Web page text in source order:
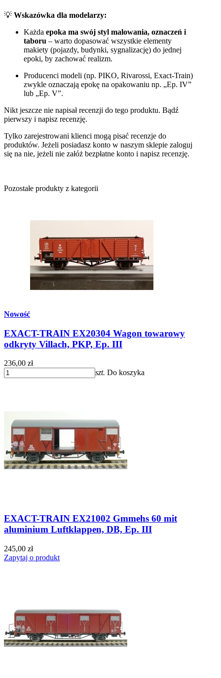
💡 Wskazówka dla modelarzy:
Każda epoka ma swój styl malowania, oznaczeń i
taboru – warto dopasować wszystkie elementy
makiety (pojazdy, budynki, sygnalizację) do jednej
epoki, by zachować realizm.
Producenci modeli (np. PIKO, Rivarossi, Exact-Train)
zwykle oznaczają epokę na opakowaniu np. „Ep. IV”
lub „Ep. V”.
Nikt jeszcze nie napisał recenzji do tego produktu. Bądź
pierwszy i napisz recenzję.
Tylko zarejestrowani klienci mogą pisać recenzje do
produktów. Jeżeli posiadasz konto w naszym sklepie zaloguj
się na nie, jeżeli nie załóż bezpłatne konto i napisz recenzję.
Pozostałe produkty z kategorii
Nowość
EXACT-TRAIN EX20304 Wagon towarowy
odkryty Villach, PKP, Ep. III
236,00 zł
szt. Do koszyka
EXACT-TRAIN EX21002 Gmmehs 60 mit
aluminium Luftklappen, DB, Ep. III
245,00 zł
Zapytaj o produkt